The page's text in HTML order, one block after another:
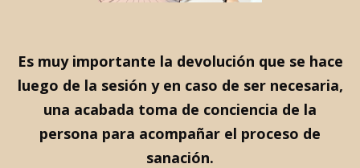
Es muy importante la devolución que se hace
luego de la sesión y en caso de ser necesaria,
una acabada toma de conciencia de la
persona para acompañar el proceso de
sanación.